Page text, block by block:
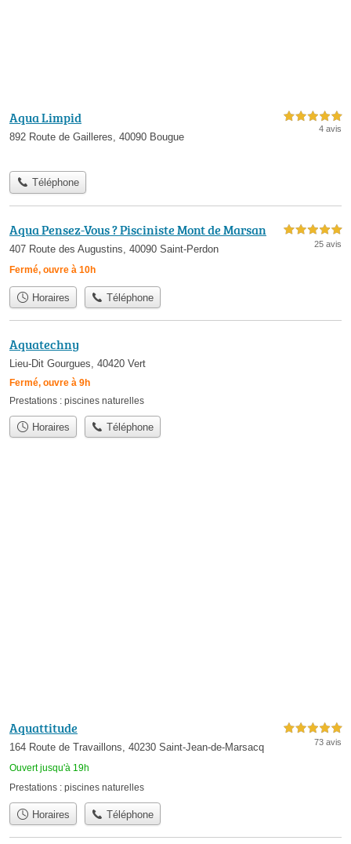
Aqua Limpid
892 Route de Gailleres, 40090 Bougue
5,0 étoiles sur 5
4 avis
Téléphone
Aqua Pensez-Vous ? Pisciniste Mont de Marsan
407 Route des Augustins, 40090 Saint-Perdon
Fermé, ouvre à 10h
5,0 étoiles sur 5
25 avis
Horaires Téléphone
Aquatechny
Lieu-Dit Gourgues, 40420 Vert
Fermé, ouvre à 9h
Prestations : piscines naturelles
Horaires Téléphone
Aquattitude
164 Route de Travaillons, 40230 Saint-Jean-de-Marsacq
Ouvert jusqu'à 19h
5,0 étoiles sur 5
73 avis
Prestations : piscines naturelles
Horaires Téléphone